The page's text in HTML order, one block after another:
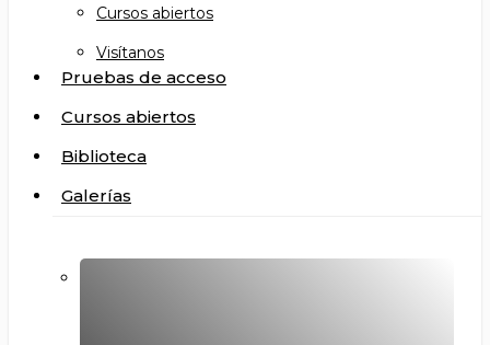
Cursos abiertos
Visítanos
Pruebas de acceso
Cursos abiertos
Biblioteca
Galerías